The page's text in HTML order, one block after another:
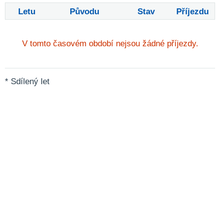
Letu Původu Stav Příjezdu
V tomto časovém období nejsou žádné příjezdy.
* Sdílený let